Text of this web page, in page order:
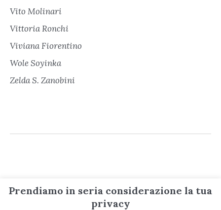
Vito Molinari
Vittoria Ronchi
Viviana Fiorentino
Wole Soyinka
Zelda S. Zanobini
Informazioni
Prendiamo in seria considerazione la tua
privacy